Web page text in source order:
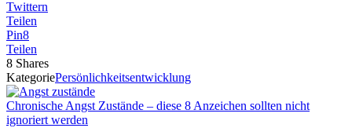
Twittern
Teilen
Pin8
Teilen
8 Shares
KategoriePersönlichkeitsentwicklung
Chronische Angst Zustände – diese 8 Anzeichen sollten nicht
ignoriert werden